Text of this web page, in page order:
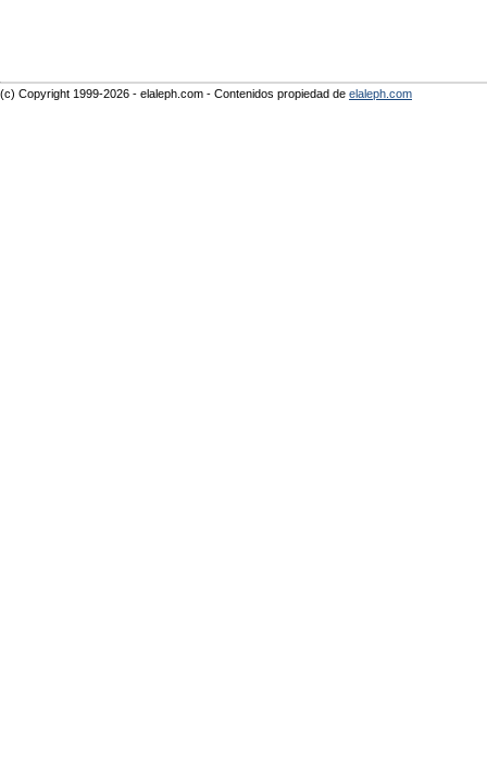
(c) Copyright 1999-2026 - elaleph.com - Contenidos propiedad de elaleph.com